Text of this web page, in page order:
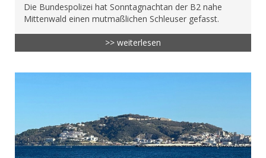
Die Bundespolizei hat Sonntagnachtan der B2 nahe
Mittenwald einen mutmaßlichen Schleuser gefasst.
>> weiterlesen